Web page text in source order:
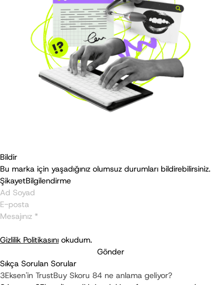
Bildir
Bu marka için yaşadığınız olumsuz durumları bildirebilirsiniz.
ŞikayetBilgilendirme
Gizlilik Politikasını okudum.
Gönder
Sıkça Sorulan Sorular
3Eksen'in TrustBuy Skoru 84 ne anlama geliyor?